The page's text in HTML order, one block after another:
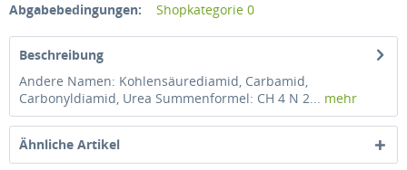
Abgabebedingungen:
Shopkategorie 0
Beschreibung
Andere Namen: Kohlensäurediamid, Carbamid,
Carbonyldiamid, Urea Summenformel: CH 4 N 2... mehr
Ähnliche Artikel